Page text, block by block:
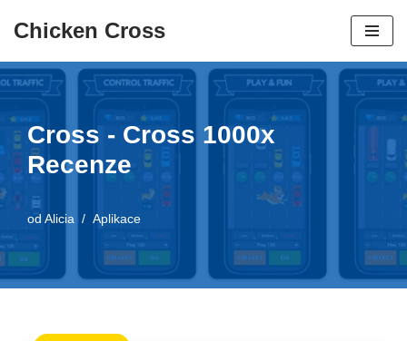
obsah
Chicken Cross
Cross - Cross 1000x
Recenze
od Alicia Aplikace